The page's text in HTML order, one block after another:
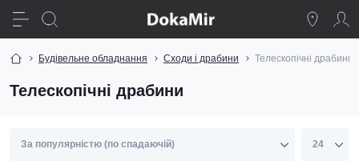
Будівельне обладнання Сходи і драбини Телескопічні драбини
Телескопічні драбини